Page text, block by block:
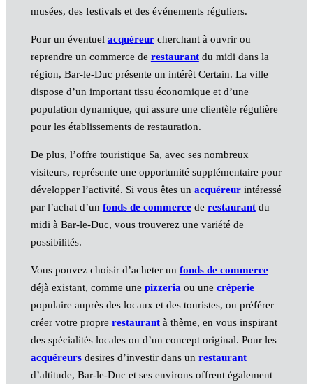
musées, des festivals et des événements réguliers.
Pour un éventuel acquéreurcherchant à ouvrir ou
reprendre un commerce de restaurantdu midi dans la
région, Bar-le-Duc présente un intérêt Certain. La ville
dispose d’un important tissu économique et d’une
population dynamique, qui assure une clientèle régulière
pour les établissements de restauration.
De plus, l’offre touristique Sa, avec ses nombreux
visiteurs, représente une opportunité supplémentaire pour
développer l’activité. Si vous êtes un acquéreurintéressé
par l’achat d’un fonds de commercede restaurantdu
midi à Bar-le-Duc, vous trouverez une variété de
possibilités.
Vous pouvez choisir d’acheter un fonds de commerce
déjà existant, comme une pizzeria ou une crêperie
populaire auprès des locaux et des touristes, ou préférer
créer votre propre restaurantà thème, en vous inspirant
des spécialités locales ou d’un concept original. Pour les
acquéreursdesires d’investir dans un restaurant
d’altitude, Bar-le-Duc et ses environs offrent également